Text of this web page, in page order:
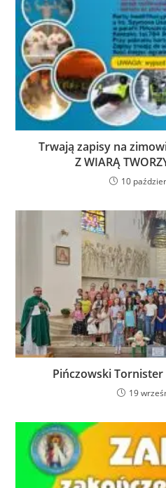
Trwają zapisy na
Z WIARĄ
10
Pińczowski Tornister
19